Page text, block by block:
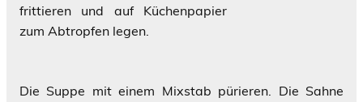
frittieren und auf Küchenpapier
zum Abtropfen legen.
Die Suppe mit einem Mixstab pürieren. Die Sahne